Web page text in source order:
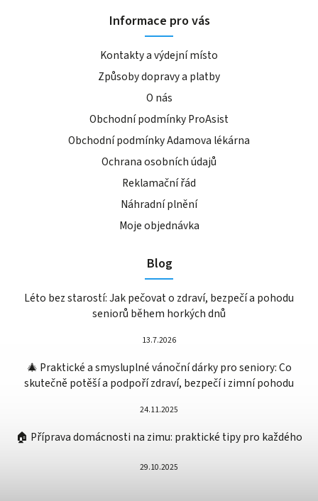
Informace pro vás
Kontakty a výdejní místo
Způsoby dopravy a platby
O nás
Obchodní podmínky ProAsist
Obchodní podmínky Adamova lékárna
Ochrana osobních údajů
Reklamační řád
Náhradní plnění
Moje objednávka
Blog
Léto bez starostí: Jak pečovat o zdraví, bezpečí a pohodu
seniorů během horkých dnů
13.7.2026
🎄 Praktické a smysluplné vánoční dárky pro seniory: Co
skutečně potěší a podpoří zdraví, bezpečí i zimní pohodu
24.11.2025
🏠 Příprava domácnosti na zimu: praktické tipy pro každého
29.10.2025